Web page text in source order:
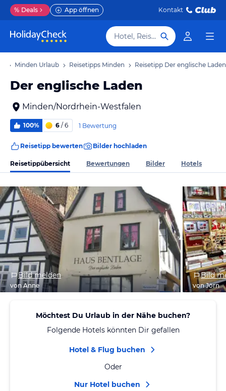
% Deals App öffnen Kontakt
Hotel, Reiseziel
Minden Urlaub Reisetipps Minden Reisetipp Der englische Laden
Der englische Laden
Minden/Nordrhein-Westfalen
100% 6 / 6 1 Bewertung
Reisetipp bewerten Bilder hochladen
Reisetippübersicht Bewertungen Bilder Hotels
Bild melden
von Anne
Bild
von Jörn
Möchtest Du Urlaub in der Nähe buchen?
Folgende Hotels könnten Dir gefallen
Hotel & Flug buchen
Oder
Nur Hotel buchen